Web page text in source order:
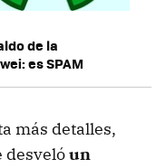
de la
es SPAM
más detalles,
desvelóun